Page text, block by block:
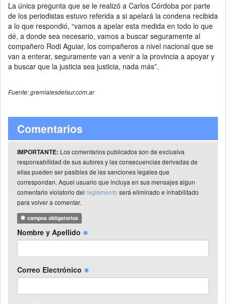
La única pregunta que se le realizó a Carlos Córdoba por parte
de los periodistas estuvo referida a si apelará la condena recibida
a lo que respondió, “vamos a apelar esta medida en todo lo que
dé, a donde sea necesario, vamos a buscar seguramente al
compañero Rodi Aguiar, los compañeros a nivel nacional que se
van a enterar, seguramente van a venir a la provincia a apoyar y
a buscar que la justicia sea justicia, nada más”.
Fuente: gremialesdelsur.com.ar
Comentarios
IMPORTANTE: Los comentarios publicados son de exclusiva
responsabilidad de sus autores y las consecuencias derivadas de
ellas pueden ser pasibles de las sanciones legales que
correspondan. Aquel usuario que incluya en sus mensajes algun
comentario violatorio del reglamento será eliminado e inhabilitado
para volver a comentar.
campos obligatorios
Nombre y Apellido
Correo Electrónico